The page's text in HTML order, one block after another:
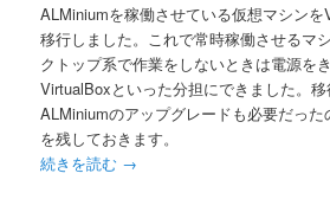
ALMiniumを稼働させている仮想マシン
移行しました。これで常時稼働させるマ
クトップ系で作業をしないときは電源を
VirtualBoxといった分担にできました。移
ALMiniumのアップグレードも必要だっ
を残しておきます。
続きを読む →